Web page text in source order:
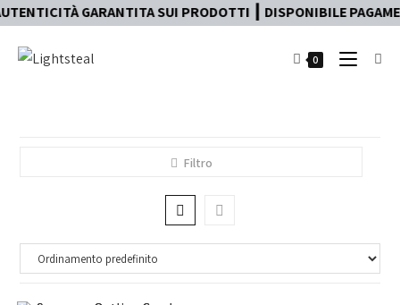
GARANTITA SUI PRODOTTI ┃ DISPONIBILE
0
Filtro